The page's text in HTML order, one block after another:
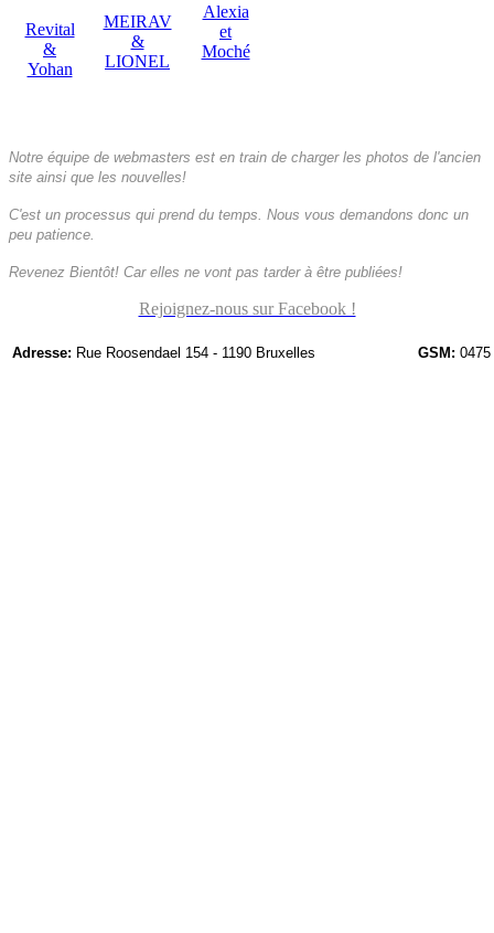
Revital
&
Yohan
MEIRAV
&
LIONEL
Alexia
et
Moché
Notre équipe de webmasters est en train de charger les photos de l'ancien
site ainsi que les nouvelles!
C'est un processus qui prend du temps. Nous vous demandons donc un
peu patience.
Revenez Bientôt! Car elles ne vont pas tarder à être publiées!
Rejoignez-nous sur Facebook !
Adresse: Rue Roosendael 154 - 1190 Bruxelles GSM: